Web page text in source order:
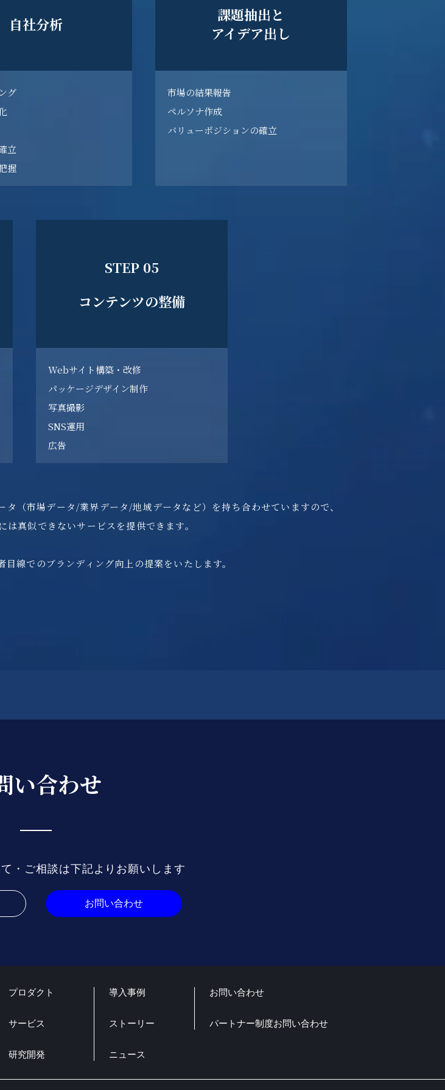
自社分析
グ
立
握
課題抽出と
アイデア出し
市場の結果報告
ペルソナ作成
バリューポジションの確立
STEP 05
コンテンツの整備
Webサイト構築・改修
パッケージデザイン制作
写真撮影
SNS運用
広告
（市場データ/業界データ/地域データなど）を持ち合わせていますので、
真似できないサービスを提供できます。
線でのブランディング向上の提案をいたします。
い合わせ
・ご相談は下記よりお願いします
お問い合わせ
プロダクト
サービス
研究開発
導入事例
ストーリー
ニュース
お問い合わせ
パートナー制度お問い合わせ